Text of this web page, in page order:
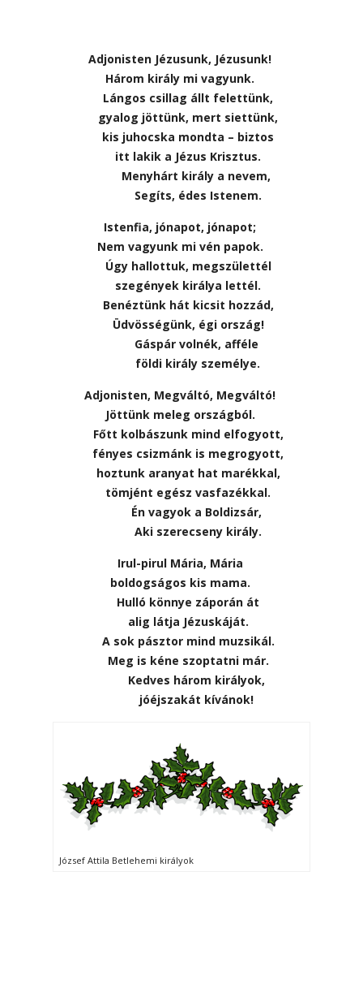
Adjonisten Jézusunk, Jézusunk!
Három király mi vagyunk.
Lángos csillag állt felettünk,
gyalog jöttünk, mert siettünk,
kis juhocska mondta – biztos
itt lakik a Jézus Krisztus.
Menyhárt király a nevem,
Segíts, édes Istenem.
Istenfia, jónapot, jónapot;
Nem vagyunk mi vén papok.
Úgy hallottuk, megszülettél
szegények királya lettél.
Benéztünk hát kicsit hozzád,
Üdvösségünk, égi ország!
Gáspár volnék, afféle
földi király személye.
Adjonisten, Megváltó, Megváltó!
Jöttünk meleg országból.
Főtt kolbászunk mind elfogyott,
fényes csizmánk is megrogyott,
hoztunk aranyat hat marékkal,
tömjént egész vasfazékkal.
Én vagyok a Boldizsár,
Aki szerecseny király.
Irul-pirul Mária, Mária
boldogságos kis mama.
Hulló könnye záporán át
alig látja Jézuskáját.
A sok pásztor mind muzsikál.
Meg is kéne szoptatni már.
Kedves három királyok,
jóéjszakát kívánok!
József Attila Betlehemi királyok